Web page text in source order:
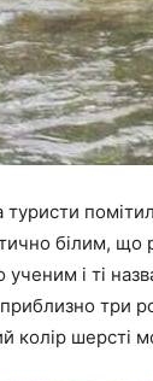
туристи
білим,
і ті
три
колір шерсті